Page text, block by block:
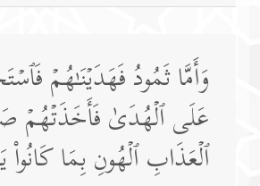
وَأَمَّا ثَمُودُ فَهَدَیۡنَـٰهُمۡ
عَلَى ٱلۡهُدَىٰ فَأَخَذَتۡهُمۡ
ٱلۡعَذَابِ ٱلۡهُونِ بِمَا